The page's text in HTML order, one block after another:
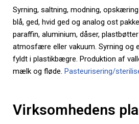
Syrning, saltning, modning,
blå, ged, hvid ged og analog ost
paraffin, aluminium, dåser,
atmosfære eller vakuum. Syrning og
fyldt i plastikbægre. Produktion af
mælk og fløde. Pasteurisering/
Virksomhedens